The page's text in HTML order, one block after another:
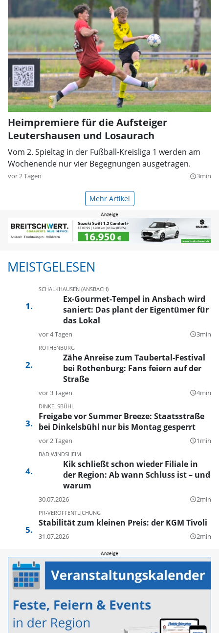
Heimpremiere für die Aufsteiger
Leutershausen und Losaurach
Vom 2. Spieltag in der Fußball-Kreisliga 1 werden am
Wochenende nur vier Begegnungen ausgetragen.
vor 2 Tagen query_builder3min
Mehr Artikel
MEISTGELESEN
SCHALKHAUSEN (ANSBACH)
Ex-Gourmet-Tempel in Ansbach wird
saniert: Das plant der Eigentümer für
das Lokal
vor 4 Tagen query_builder3min
ROTHENBURG
Zähe Anreise zum Taubertal-Festival
bei Rothenburg: Fans feiern auf der
Straße
vor 3 Tagen query_builder4min
DINKELSBÜHL
Freigabe vor Summer Breeze: Staatsstraße
bei Dinkelsbühl nur bis Montag gesperrt
vor 2 Tagen query_builder1min
BAD WINDSHEIM
Kik schließt schon wieder Filiale in
der Region: Ab wann Schluss ist – und
warum
30.07.2026 query_builder2min
PR-VERÖFFENTLICHUNG
Stabilität zum kleinen Preis: der KGM Tivoli
31.07.2026 query_builder2min